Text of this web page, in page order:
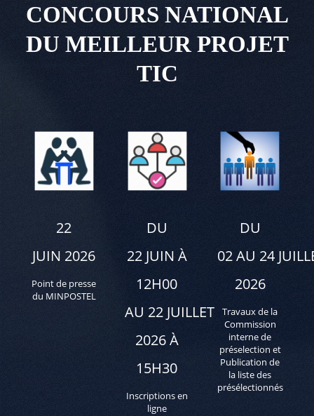
CONCOURS NATIONAL
DU MEILLEUR PROJET
TIC
22
JUIN 2026
Point de presse
du MINPOSTEL
DU
22 JUIN À
12H00
AU 22 JUILLET
2026 À
15H30
Inscriptions en
ligne
DU
02 AU 24
2026
Travaux de la
Commission
interne de
préselection et
Publication de
la liste des
présélectionnés